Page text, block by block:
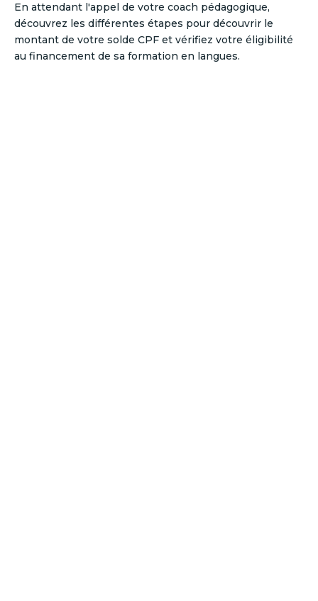
En attendant l'appel de votre coach pédagogique,
découvrez les différentes étapes pour découvrir le
montant de votre solde CPF et vérifiez votre éligibilité
au financement de sa formation en langues.